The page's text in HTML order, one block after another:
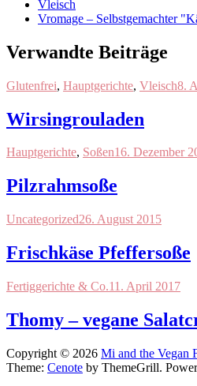
Vleisch
Vromage – Selbstgemachter
Verwandte Beiträge
Glutenfrei, Hauptgerichte, Vleisch8.
Wirsingrouladen
Hauptgerichte, Soßen16. Dezember
Pilzrahmsoße
Uncategorized26. August 2015
Frischkäse Pfeffersoße
Fertiggerichte & Co.11. April 2017
Thomy – vegane
Copyright © 2026 Mi and the Vegan
Theme: Cenote by ThemeGrill.